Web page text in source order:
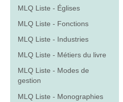
MLQ Liste - Églises
MLQ Liste - Fonctions
MLQ Liste - Industries
MLQ Liste - Métiers du livre
MLQ Liste - Modes de
gestion
MLQ Liste - Monographies